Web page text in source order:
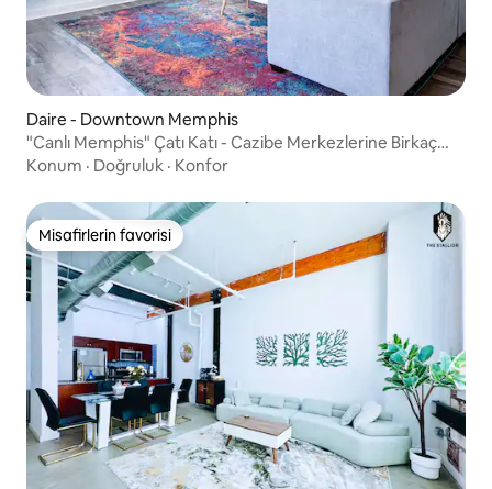
Daire - Downtown Memphis
"Canlı Memphis" Çatı Katı - Cazibe Merkezlerine Birkaç
Adım
Konum · Doğruluk · Konfor
Misafirlerin favorisi
Misafirlerin favorisi